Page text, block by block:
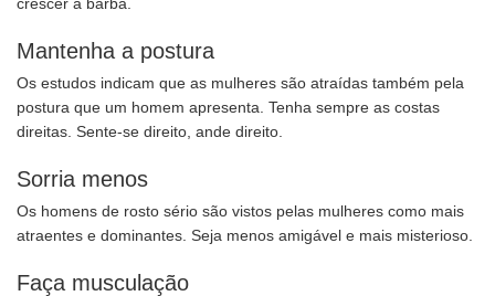
Mantenha a postura
Os estudos indicam que as mulheres são atraídas também pela
postura que um homem apresenta. Tenha sempre as costas
direitas. Sente-se direito, ande direito.
Sorria menos
Os homens de rosto sério são vistos pelas mulheres como mais
atraentes e dominantes. Seja menos amigável e mais misterioso.
Faça musculação